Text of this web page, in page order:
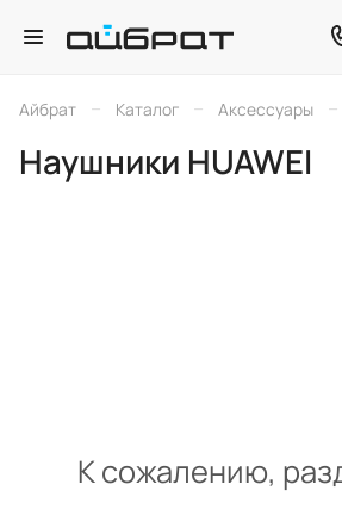
Айбрат – Каталог – Аксессуары –
Наушники HUAWEI
К сожалению,